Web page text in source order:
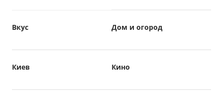
Вкус Дом и огород
Киев Кино